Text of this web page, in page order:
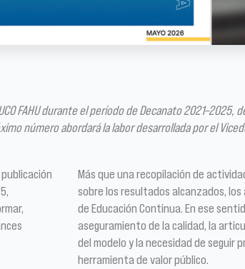
FAHU durante el período de Decanato
número abordará la labor desarrollada por el
Más que una recopilación de
sobre los resultados alcanzados,
de Educación Continua. En ese
aseguramiento de la calidad, la
del modelo y la necesidad de seguir
herramienta de valor público.